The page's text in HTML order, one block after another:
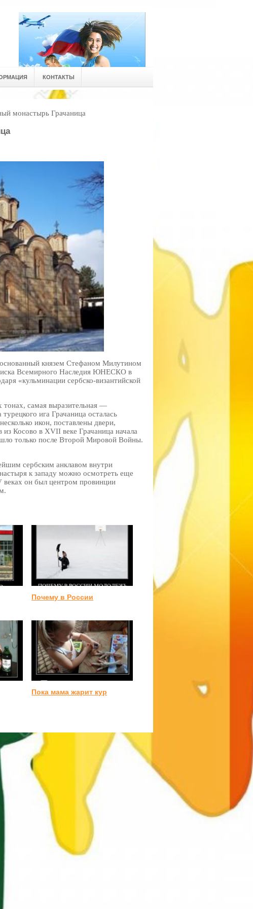
КОНТАКТЫ
монастырь Грачаница
князем Стефаном Милутином
Всемирного Наследия ЮНЕСКО в
«кульминации сербско-византийской
самая выразительная —
ига Грачаница осталась
икон, поставлены двери,
Косово в XVII веке Грачаница начала
только после Второй Мировой Войны.
сербским анклавом внутри
к западу можно осмотреть еще
он был центром провинции
Почему в России
Пока мама жарит кур